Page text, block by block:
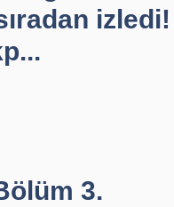
izledi!
3.